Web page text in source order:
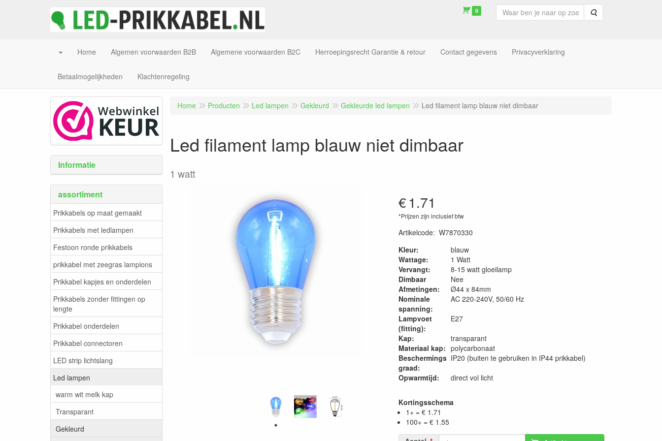
0 Zoeken
Home Algemen voorwaarden B2B Algemene voorwaarden B2C Herroepingsrecht Garantie & retour Contact gegevens Privacyverklaring
Betaalmogelijkheden Klachtenregeling
Informatie
assortiment
Prikkabels op maat gemaakt
Prikkabels met ledlampen
Festoon ronde prikkabels
prikkabel met zeegras lampions
Prikkabel kapjes en onderdelen
Prikkabels zonder fittingen op
lengte
Prikkabel onderdelen
Prikkabel connectoren
LED strip lichtslang
Led lampen
warm wit melk kap
Transparant
Gekleurd
Home Producten Led lampen Gekleurd Gekleurde led lampen Led filament lamp blauw niet dimbaar
Led filament lamp blauw niet dimbaar
1 watt
€1.71
*Prijzen zijn inclusief btw
Artikelcode: W7870330
Kleur:
blauw
Wattage:
1 Watt
Vervangt:
8-15 watt gloeilamp
Dimbaar
Nee
Afmetingen:
Ø44 x 84mm
Nominale
spanning:
AC 220-240V, 50/60 Hz
Lampvoet
(fitting):
E27
Kap:
transparant
Materiaal kap: polycarbonaat
Beschermings
graad:
IP20 (buiten te gebruiken in IP44 prikkabel)
Opwarmtijd:
direct vol licht
Kortingsschema
1+ = € 1.71
100+ = € 1.55